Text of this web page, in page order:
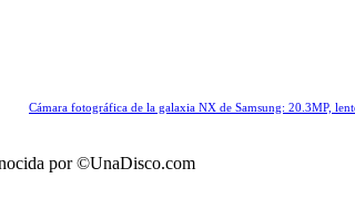
Cámara fotográfica de la galaxia NX de Samsung: 20.3MP,
por ©UnaDisco.com